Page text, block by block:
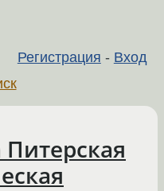
Регистрация - Вход
Питерская